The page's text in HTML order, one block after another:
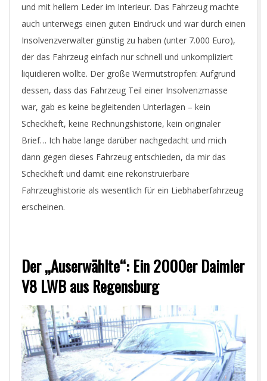
und mit hellem Leder im Interieur. Das Fahrzeug machte
auch unterwegs einen guten Eindruck und war durch einen
Insolvenzverwalter günstig zu haben (unter 7.000 Euro),
der das Fahrzeug einfach nur schnell und unkompliziert
liquidieren wollte. Der große Wermutstropfen: Aufgrund
dessen, dass das Fahrzeug Teil einer Insolvenzmasse
war, gab es keine begleitenden Unterlagen – kein
Scheckheft, keine Rechnungshistorie, kein originaler
Brief… Ich habe lange darüber nachgedacht und mich
dann gegen dieses Fahrzeug entschieden, da mir das
Scheckheft und damit eine rekonstruierbare
Fahrzeughistorie als wesentlich für ein Liebhaberfahrzeug
erscheinen.
Der „Auserwählte“: Ein 2000er Daimler
V8 LWB aus Regensburg